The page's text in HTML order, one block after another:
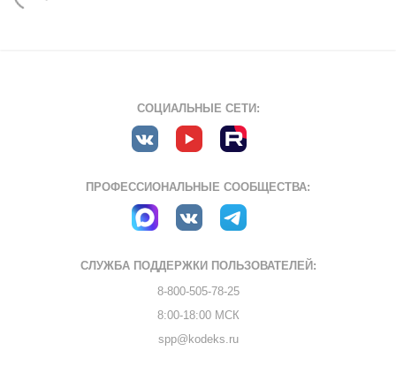
СОЦИАЛЬНЫЕ СЕТИ:
ПРОФЕССИОНАЛЬНЫЕ СООБЩЕСТВА:
СЛУЖБА ПОДДЕРЖКИ ПОЛЬЗОВАТЕЛЕЙ:
8-800-505-78-25
8:00-18:00 МСК
spp@kodeks.ru